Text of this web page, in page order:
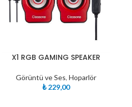
X1 RGB GAMING SPEAKER
Görüntü ve Ses, Hoparlör
₺229,00